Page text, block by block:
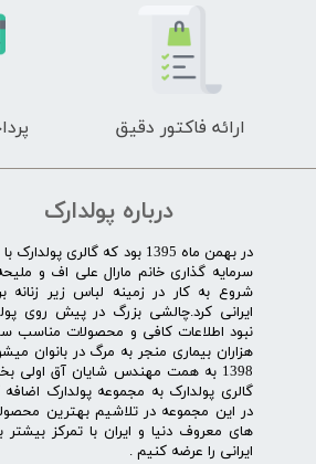
ارائه فاکتور دقیق
درباره پولدارک
در بهمن ماه 1395 بود که گالری
سرمایه گذاری خانم مارال علی اف و
شروع به کار در زمینه لباس زیر زنانه
ایرانی کرد.چالشی بزرگ در پیش روی
نبود اطلاعات کافی و محصولات مناسب
هزاران بیماری منجر به مرگ در بانوان
1398 به همت مهندس شایان آق اولی
گالری پولدارک به مجموعه پولدارک اضافه
در این مجموعه در تلاشیم بهترین
های معروف دنیا و ایران با تمرکز بیشتر
ایرانی را عرضه کنیم .​​​​​​​